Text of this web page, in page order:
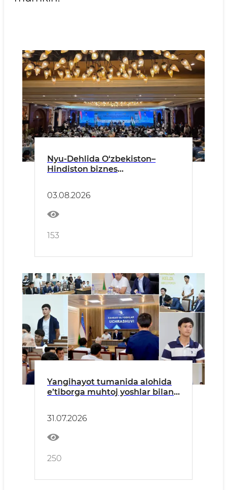
Nyu-Dehlida O‘zbekiston–
Hindiston biznes
03.08.2026
153
Yangihayot tumanida alohida
e’tiborga muhtoj yoshlar bilan
31.07.2026
250